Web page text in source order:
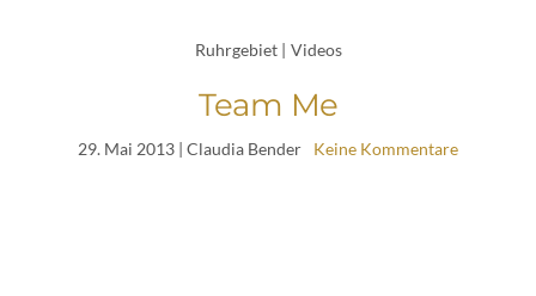
Ruhrgebiet | Videos
Team Me
29. Mai 2013 | Claudia Bender Keine Kommentare